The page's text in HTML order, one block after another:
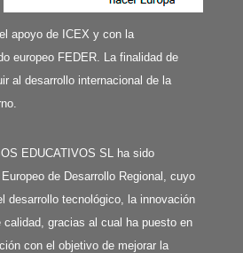
apoyo de ICEX y con la
europeo FEDER. La finalidad de
al desarrollo internacional de la
EDUCATIVOS SL ha sido
de Desarrollo Regional, cuyo
desarrollo tecnológico, la innovación
gracias al cual ha puesto en
con el objetivo de mejorar la